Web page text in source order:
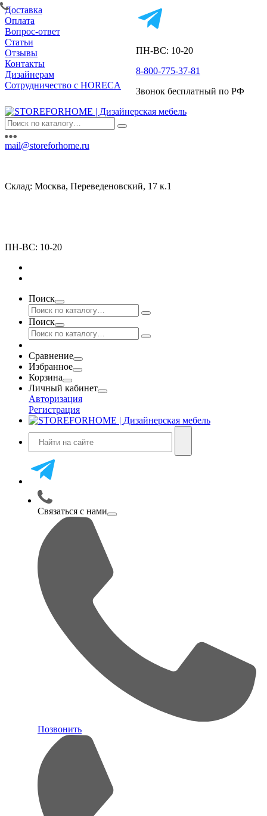
Доставка
Оплата
Вопрос-ответ
Статьи
Отзывы
Контакты
Дизайнерам
Сотрудничество с HORECA
ПН-ВС: 10-20
8-800-775-37-81
Звонок бесплатный по РФ
mail@storeforhome.ru
Склад: Москва, Переведеновский, 17 к.1
ПН-ВС: 10-20
Поиск
Поиск
Сравнение
Избранное
Корзина
Личный кабинет
Авторизация
Регистрация
Связаться с нами
Позвонить